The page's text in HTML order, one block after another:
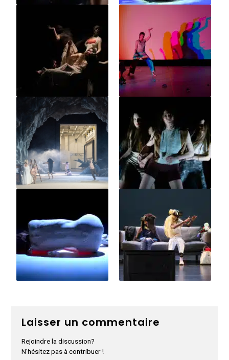
Laisser un commentaire
Rejoindre la discussion?
N’hésitez pas à contribuer !